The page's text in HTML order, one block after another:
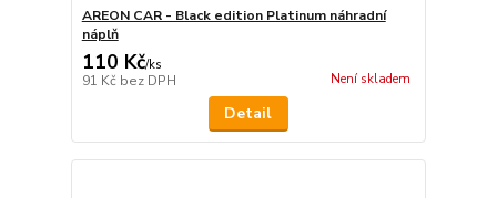
AREON CAR - Black edition Platinum náhradní
náplň
110 Kč/ks
91 Kč bez DPH Není skladem
Detail